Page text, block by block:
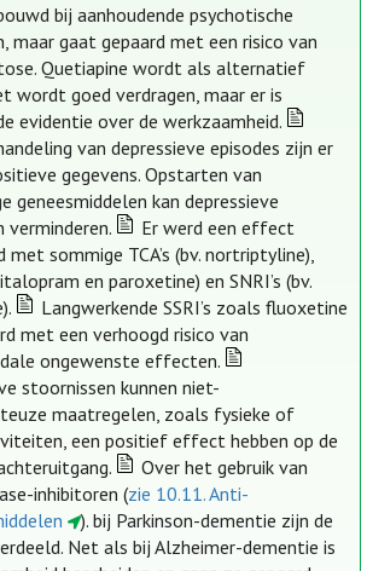
bij aanhoudende psychotische
maar gaat gepaard met een risico van
Quetiapine wordt als alternatief
wordt goed verdragen, maar er is
evidentie over de werkzaamheid.
van depressieve episodes zijn er
gegevens. Opstarten van
geneesmiddelen kan depressieve
verminderen.
Er werd een effect
met sommige TCA’s (bv. nortriptyline),
en paroxetine) en SNRI’s (bv.
Langwerkende SSRI’s zoals fluoxetine
met een verhoogd risico van
ongewenste effecten.
stoornissen kunnen niet-
maatregelen, zoals fysieke of
een positief effect hebben op de
Over het gebruik van
inhibitoren (zie 10.11. Anti-
). bij Parkinson-dementie zijn de
Net als bij Alzheimer-dementie is